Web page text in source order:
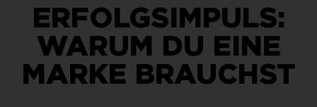
ERFOLGSIMPULS:
WARUM DU EINE
MARKE BRAUCHST